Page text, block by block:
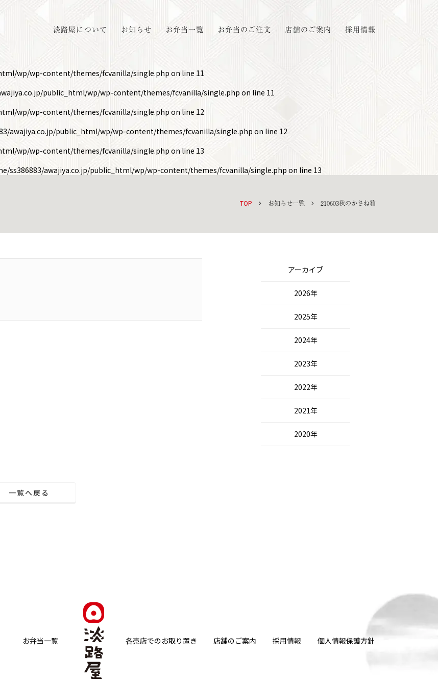
淡路屋について お知らせ お弁当一覧 お弁当のご注文 店舗のご案内 採用情報
wp/wp-content/themes/fcvanilla/single.php on line 11
public_html/wp/wp-content/themes/fcvanilla/single.php on line 11
wp/wp-content/themes/fcvanilla/single.php on line 12
awajiya.co.jp/public_html/wp/wp-content/themes/fcvanilla/single.php on line 12
wp/wp-content/themes/fcvanilla/single.php on line 13
ss386883/awajiya.co.jp/public_html/wp/wp-content/themes/fcvanilla/single.php on line 13
TOP お知らせ一覧 210603秋のかさね箱
一覧へ戻る
アーカイブ
2026年
2025年
2024年
2023年
2022年
2021年
2020年
お弁当一覧 各売店でのお取り置き 店舗のご案内 採用情報 個人情報保護方針